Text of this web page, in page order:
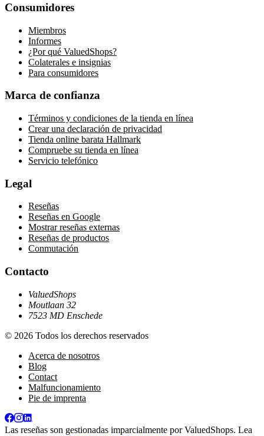
Consumidores
Miembros
Informes
¿Por qué ValuedShops?
Colaterales e insignias
Para consumidores
Marca de confianza
Términos y condiciones de la tienda en línea
Crear una declaración de privacidad
Tienda online barata Hallmark
Compruebe su tienda en línea
Servicio telefónico
Legal
Reseñas
Reseñas en Google
Mostrar reseñas externas
Reseñas de productos
Conmutación
Contacto
ValuedShops
Moutlaan 32
7523 MD Enschede
© 2026 Todos los derechos reservados
Acerca de nosotros
Blog
Contact
Malfuncionamiento
Pie de imprenta
Las reseñas son gestionadas imparcialmente porValuedShops. Lea